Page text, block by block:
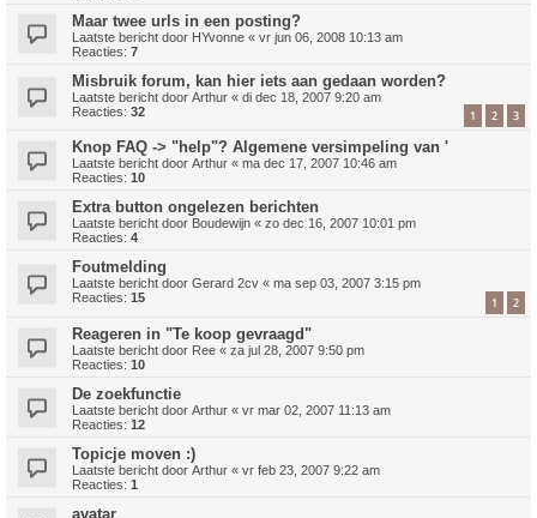
Maar twee urls in een posting?
Laatste bericht door HYvonne « vr jun 06, 2008 10:13 am
Reacties: 7
Misbruik forum, kan hier iets aan gedaan worden?
Laatste bericht door Arthur « di dec 18, 2007 9:20 am
Reacties: 32 1 2 3
Knop FAQ -> "help"? Algemene versimpeling van '
Laatste bericht door Arthur « ma dec 17, 2007 10:46 am
Reacties: 10
Extra button ongelezen berichten
Laatste bericht door Boudewijn « zo dec 16, 2007 10:01 pm
Reacties: 4
Foutmelding
Laatste bericht door Gerard 2cv « ma sep 03, 2007 3:15 pm
Reacties: 15 1 2
Reageren in "Te koop gevraagd"
Laatste bericht door Ree « za jul 28, 2007 9:50 pm
Reacties: 10
De zoekfunctie
Laatste bericht door Arthur « vr mar 02, 2007 11:13 am
Reacties: 12
Topicje moven :)
Laatste bericht door Arthur « vr feb 23, 2007 9:22 am
Reacties: 1
avatar